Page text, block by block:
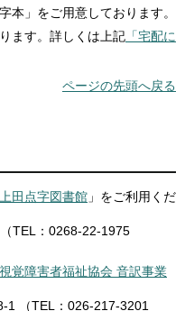
本」をご用意しております。
ます。詳しくは上記 「宅配に
ページの先頭へ戻る
田点字図書館 」をご利用くだ
TEL：0268-22-1975
覚障害者福祉協会 音訳事業
1 （TEL：026-217-3201